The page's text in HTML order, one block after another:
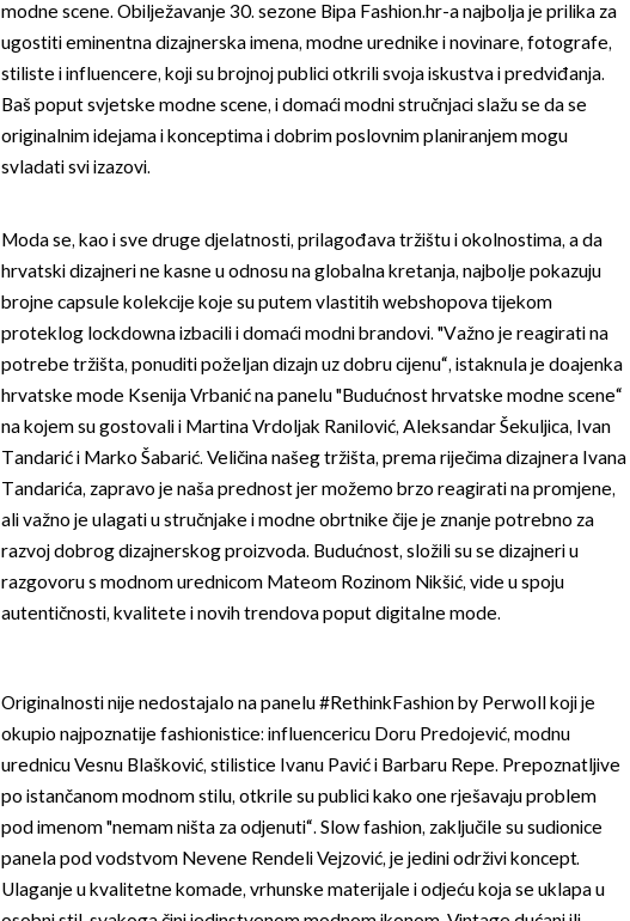
modne scene. Obilježavanje 30. sezone Bipa Fashion.hr-a najbolja je prilika za
ugostiti eminentna dizajnerska imena, modne urednike i novinare, fotografe,
stiliste i influencere, koji su brojnoj publici otkrili svoja iskustva i predviđanja.
Baš poput svjetske modne scene, i domaći modni stručnjaci slažu se da se
originalnim idejama i konceptima i dobrim poslovnim planiranjem mogu
svladati svi izazovi.
Moda se, kao i sve druge djelatnosti, prilagođava tržištu i okolnostima, a da
hrvatski dizajneri ne kasne u odnosu na globalna kretanja, najbolje pokazuju
brojne capsule kolekcije koje su putem vlastitih webshopova tijekom
proteklog lockdowna izbacili i domaći modni brandovi. "Važno je reagirati na
potrebe tržišta, ponuditi poželjan dizajn uz dobru cijenu“, istaknula je doajenka
hrvatske mode Ksenija Vrbanić na panelu "Budućnost hrvatske modne scene“
na kojem su gostovali i Martina Vrdoljak Ranilović, Aleksandar Šekuljica, Ivan
Tandarić i Marko Šabarić. Veličina našeg tržišta, prema riječima dizajnera Ivana
Tandarića, zapravo je naša prednost jer možemo brzo reagirati na promjene,
ali važno je ulagati u stručnjake i modne obrtnike čije je znanje potrebno za
razvoj dobrog dizajnerskog proizvoda. Budućnost, složili su se dizajneri u
razgovoru s modnom urednicom Mateom Rozinom Nikšić, vide u spoju
autentičnosti, kvalitete i novih trendova poput digitalne mode.
Originalnosti nije nedostajalo na panelu #RethinkFashion by Perwoll koji je
okupio najpoznatije fashionistice: influencericu Doru Predojević, modnu
urednicu Vesnu Blašković, stilistice Ivanu Pavić i Barbaru Repe. Prepoznatljive
po istančanom modnom stilu, otkrile su publici kako one rješavaju problem
pod imenom "nemam ništa za odjenuti“. Slow fashion, zaključile su sudionice
panela pod vodstvom Nevene Rendeli Vejzović, je jedini održivi koncept.
Ulaganje u kvalitetne komade, vrhunske materijale i odjeću koja se uklapa u
OMOGUĆI OBAVIJESTI